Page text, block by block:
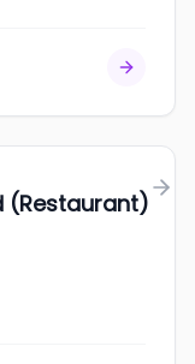
(Restaurant)